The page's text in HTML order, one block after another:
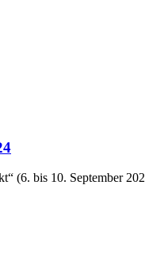
(6. bis 10. September